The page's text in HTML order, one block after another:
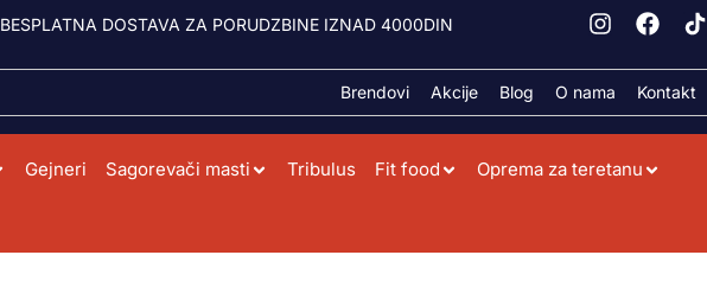
BESPLATNA DOSTAVA ZA PORUDZBINE IZNAD 4000DIN
Brendovi Akcije Blog O nama Kontakt
Gejneri Sagorevači masti Tribulus Fit food Oprema za teretanu